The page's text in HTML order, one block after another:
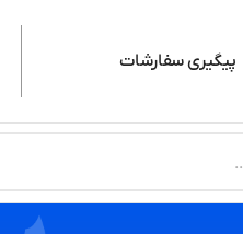
پیگیری سفارشات